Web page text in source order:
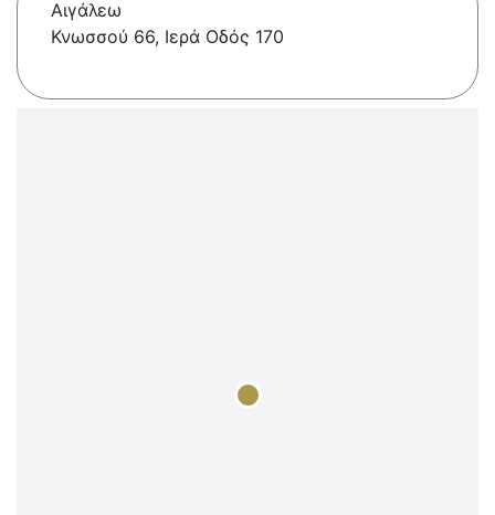
Αιγάλεω
Κνωσσού 66, Ιερά Οδός 170